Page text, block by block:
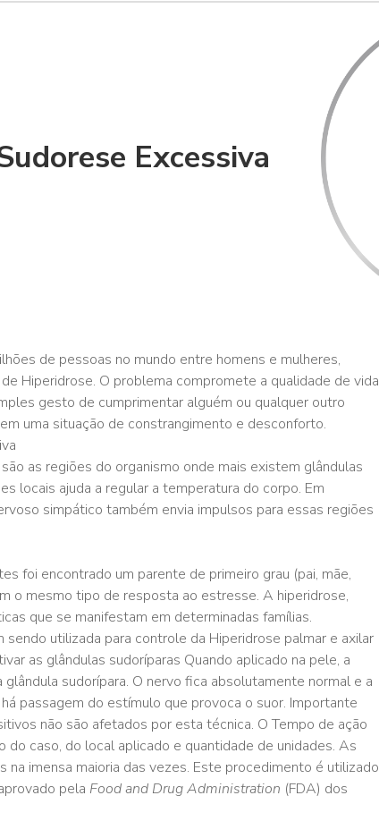
Excessiva
de pessoas no mundo entre homens e mulheres,
de Hiperidrose. O problema compromete a qualidade de vida
gesto de cumprimentar alguém ou qualquer outro
uma situação de constrangimento e desconforto.
são as regiões do organismo onde mais existem glândulas
locais ajuda a regular a temperatura do corpo. Em
simpático também envia impulsos para essas regiões
foi encontrado um parente de primeiro grau (pai, mãe,
o mesmo tipo de resposta ao estresse. A hiperidrose,
que se manifestam em determinadas famílias.
sendo utilizada para controle da Hiperidrose palmar e axilar
as glândulas sudoríparas Quando aplicado na pele, a
glândula sudorípara. O nervo fica absolutamente normal e a
há passagem do estímulo que provoca o suor. Importante
não são afetados por esta técnica. O Tempo de ação
do caso, do local aplicado e quantidade de unidades. As
na imensa maioria das vezes. Este procedimento é utilizado
pela Food and Drug Administration (FDA) dos